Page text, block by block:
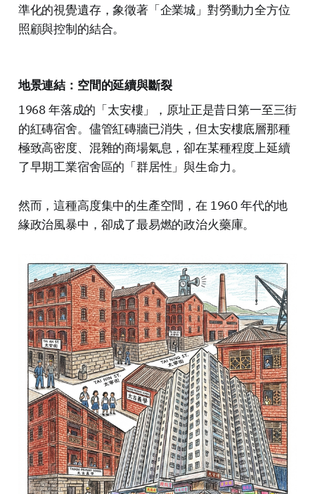
準化的視覺遺存，象徵著「企業城」對勞動力全方位
照顧與控制的結合。
地景連結：空間的延續與斷裂
1968 年落成的「太安樓」，原址正是昔日第一至三街
的紅磚宿舍。儘管紅磚牆已消失，但太安樓底層那種
極致高密度、混雜的商場氣息，卻在某種程度上延續
了早期工業宿舍區的「群居性」與生命力。
然而，這種高度集中的生產空間，在 1960 年代的地
緣政治風暴中，卻成了最易燃的政治火藥庫。